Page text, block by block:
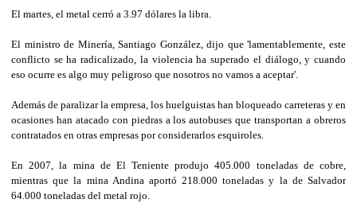
El martes, el metal cerró a 3.97 dólares la libra.
El ministro de Minería, Santiago González, dijo que 'lamentablemente, este
conflicto se ha radicalizado, la violencia ha superado el diálogo, y cuando
eso ocurre es algo muy peligroso que nosotros no vamos a aceptar'.
Además de paralizar la empresa, los huelguistas han bloqueado carreteras y en
ocasiones han atacado con piedras a los autobuses que transportan a obreros
contratados en otras empresas por considerarlos esquiroles.
En 2007, la mina de El Teniente produjo 405.000 toneladas de cobre,
mientras que la mina Andina aportó 218.000 toneladas y la de Salvador
64.000 toneladas del metal rojo.